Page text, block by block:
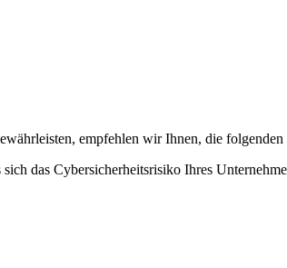
empfehlen wir Ihnen, die
das Cybersicherheitsrisiko Ihres